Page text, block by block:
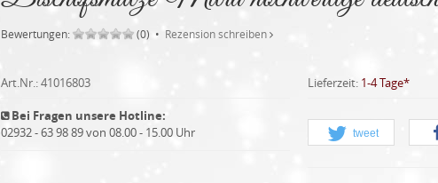
Bewertungen: (0) • Rezension schreiben
Art.Nr.:41016803 Lieferzeit: 1-4 Tage*
Bei Fragen unsere Hotline:
02932 - 63 98 89 von 08.00 - 15.00 Uhr
tweet